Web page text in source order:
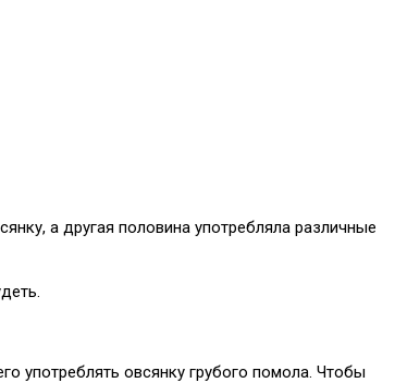
а другая половина употребляла различные
употреблять овсянку грубого помола. Чтобы